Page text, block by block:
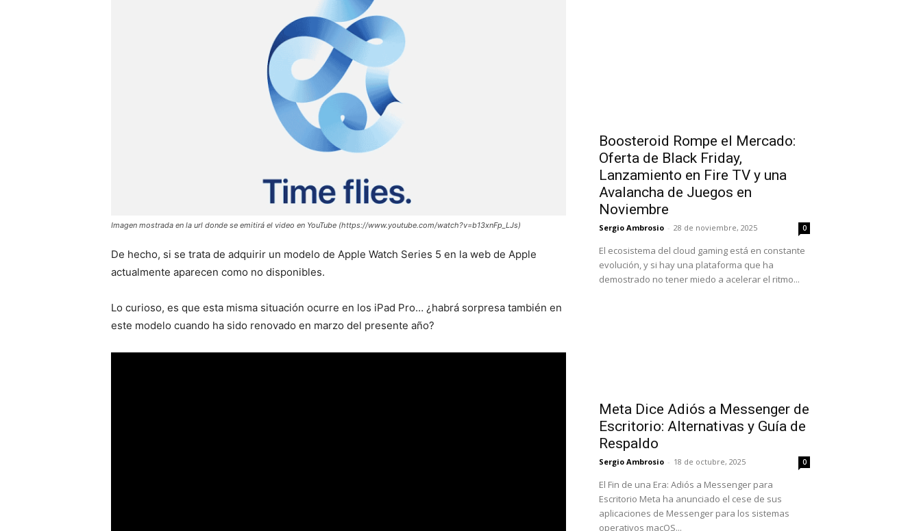
Imagen mostrada en la url donde se emitirá el video en YouTube (https://www.youtube.com/watch?v=b13xnFp_LJs)
De hecho, si se trata de adquirir un modelo de Apple Watch Series 5 en la web de Apple
actualmente aparecen como no disponibles.
Lo curioso, es que esta misma situación ocurre en los iPad Pro… ¿habrá sorpresa también en
este modelo cuando ha sido renovado en marzo del presente año?
Boosteroid Rompe el Mercado:
Oferta de Black Friday,
Lanzamiento en Fire TV y una
Avalancha de Juegos en
Noviembre
Sergio Ambrosio - 28 de noviembre, 2025 0
El ecosistema del cloud gaming está en constante
evolución, y si hay una plataforma que ha
demostrado no tener miedo a acelerar el ritmo...
Meta Dice Adiós a Messenger de
Escritorio: Alternativas y Guía de
Respaldo
Sergio Ambrosio - 18 de octubre, 2025 0
El Fin de una Era: Adiós a Messenger para
Escritorio Meta ha anunciado el cese de sus
aplicaciones de Messenger para los sistemas
operativos macOS...